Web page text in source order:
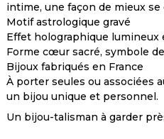
intime, une façon de mieux
Motif astrologique gravé
Effet holographique lumineux
Forme cœur sacré, symbole
Bijoux fabriqués en France
À porter seules ou associées
un bijou unique et personnel.
Un bijou-talisman à garder